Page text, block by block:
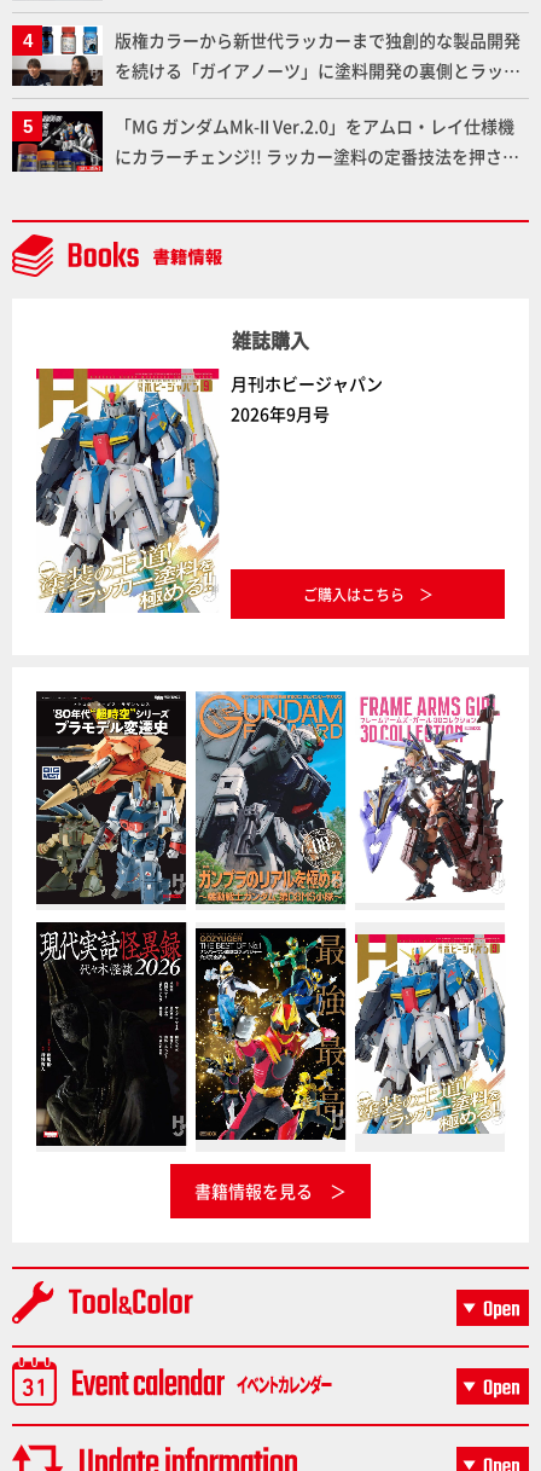
Prime Videoで国内独占配信
版権カラーから新世代ラッカーまで独創的な製品開発
を続ける「ガイアノーツ」に塗料開発の裏側とラッカ
ー塗料の未来についてインタビュー！
「MG ガンダムMk-II Ver.2.0」をアムロ・レイ仕様機
にカラーチェンジ!! ラッカー塗料の定番技法を押さえ
雑誌購入
月刊ホビージャパン
2026年9月号
ご購入はこちら
書籍情報を見る